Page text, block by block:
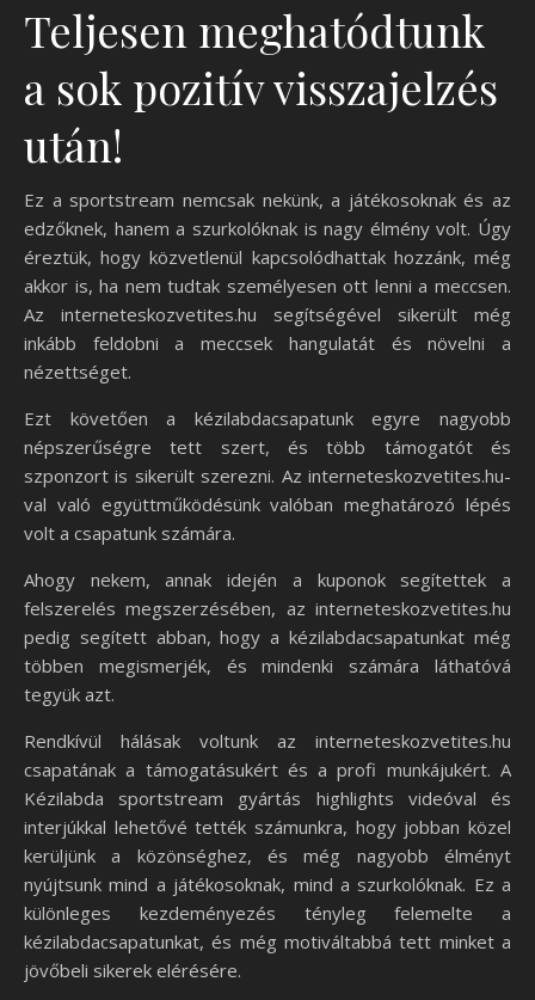
Teljesen meghatódtunk
a sok pozitív visszajelzés
után!
Ez a sportstream nemcsak nekünk, a játékosoknak és az
edzőknek, hanem a szurkolóknak is nagy élmény volt. Úgy
éreztük, hogy közvetlenül kapcsolódhattak hozzánk, még
akkor is, ha nem tudtak személyesen ott lenni a meccsen.
Az interneteskozvetites.hu segítségével sikerült még
inkább feldobni a meccsek hangulatát és növelni a
nézettséget.
Ezt követően a kézilabdacsapatunk egyre nagyobb
népszerűségre tett szert, és több támogatót és
szponzort is sikerült szerezni. Az interneteskozvetites.hu-
val való együttműködésünk valóban meghatározó lépés
volt a csapatunk számára.
Ahogy nekem, annak idején a kuponok segítettek a
felszerelés megszerzésében, az interneteskozvetites.hu
pedig segített abban, hogy a kézilabdacsapatunkat még
többen megismerjék, és mindenki számára láthatóvá
tegyük azt.
Rendkívül hálásak voltunk az interneteskozvetites.hu
csapatának a támogatásukért és a profi munkájukért. A
Kézilabda sportstream gyártás highlights videóval és
interjúkkal lehetővé tették számunkra, hogy jobban közel
kerüljünk a közönséghez, és még nagyobb élményt
nyújtsunk mind a játékosoknak, mind a szurkolóknak. Ez a
különleges kezdeményezés tényleg felemelte a
kézilabdacsapatunkat, és még motiváltabbá tett minket a
jövőbeli sikerek elérésére.